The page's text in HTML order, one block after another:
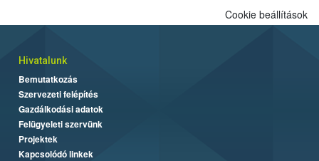
Cookie beállítások
Hivatalunk
Bemutatkozás
Szervezeti felépítés
Gazdálkodási adatok
Felügyeleti szervünk
Projektek
Kapcsolódó linkek